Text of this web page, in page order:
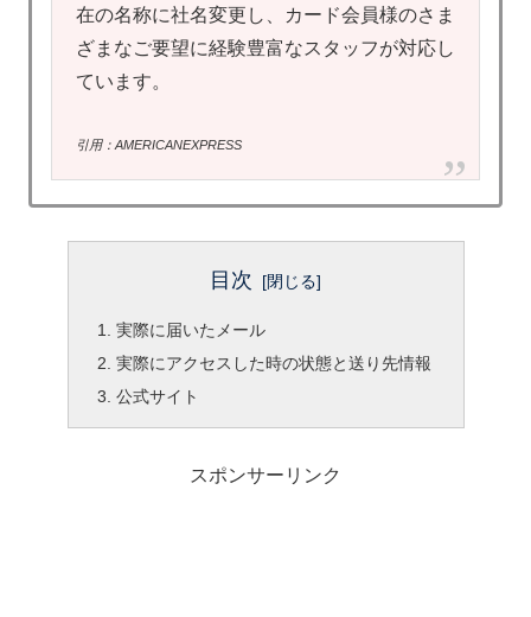
在の名称に社名変更し、カード会員様のさま
ざまなご要望に経験豊富なスタッフが対応し
ています。
引用：AMERICANEXPRESS
目次
実際に届いたメール
実際にアクセスした時の状態と送り先情報
公式サイト
スポンサーリンク